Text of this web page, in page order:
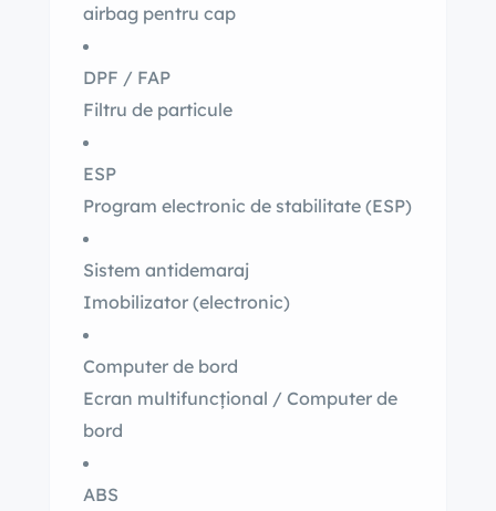
airbag pentru cap
DPF / FAP
Filtru de particule
ESP
Program electronic de stabilitate (ESP)
Sistem antidemaraj
Imobilizator (electronic)
Computer de bord
Ecran multifuncțional / Computer de
bord
ABS